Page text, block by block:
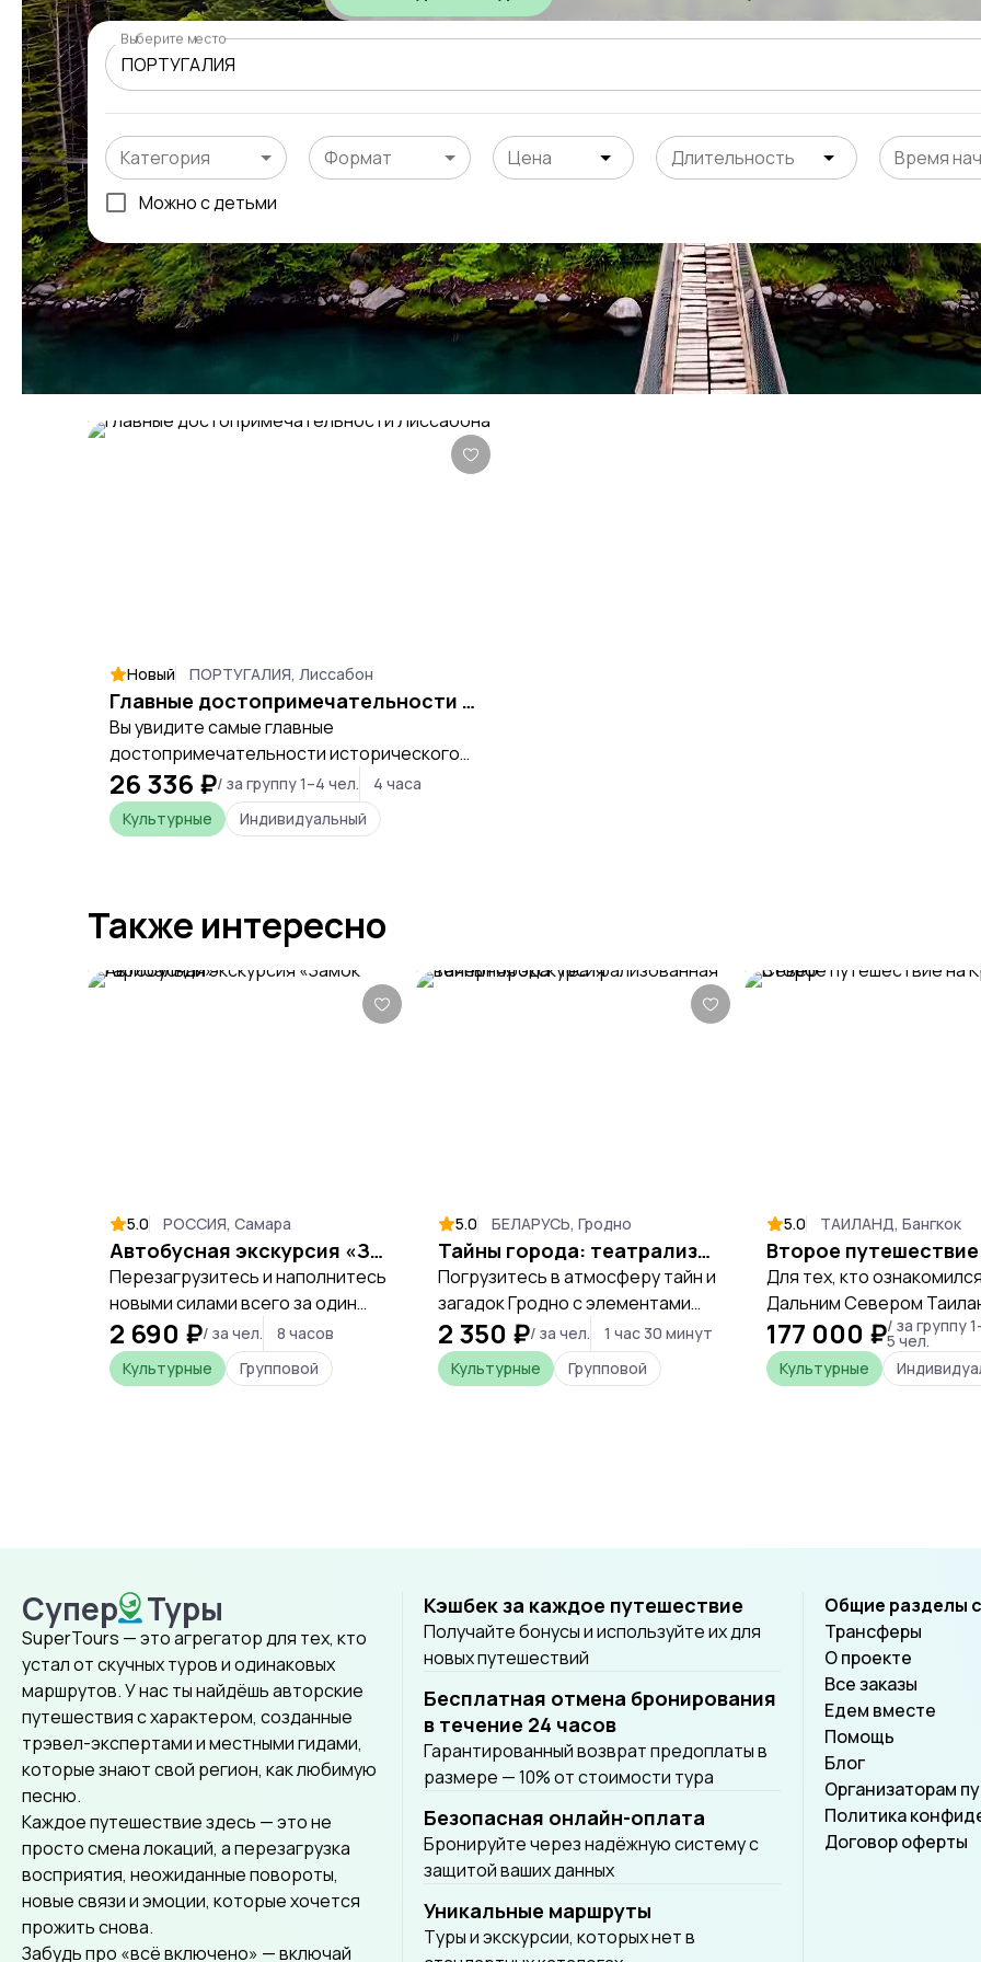
Выберите место
Категория Формат Цена Длительность Время
Можно с детьми
Новый ПОРТУГАЛИЯ, Лиссабон
Главные достопримечательности Лиссабона
Вы увидите самые главные
достопримечательности исторического
центра Лиссабона и района Белен. А также
побываете на статуе Христа
26 336 ₽/ за группу 1–4 чел.
4 часа
Культурные
Индивидуальный
Также интересно
5.0 РОССИЯ, Самара
Автобусная экскурсия «Замок Гарибальди»
Перезагрузитесь и наполнитесь
новыми силами всего за один
день, открывая уникальные
места Самарской области.
2 690 ₽/ за чел.
8 часов
Культурные
Групповой
5.0 БЕЛАРУСЬ, Гродно
Тайны города: театрализованная вечерняя экскурсия
Погрузитесь в атмосферу тайн и
загадок Гродно с элементами
магии и театрального
представления.
2 350 ₽/ за чел.
1 час 30 минут
Культурные
Групповой
5.0 ТАИЛАНД, Бангкок
Для тех, кто
Дальним Севером
рамках Первого тура,
тех, кому просто
путешествовать по
177 000 ₽/ за группу
5 чел.
Культурные
Супер Туры
SuperTours
SuperTours — это агрегатор для тех, кто
устал от скучных туров и одинаковых
маршрутов. У нас ты найдёшь авторские
путешествия с характером, созданные
трэвел-экспертами и местными гидами,
которые знают свой регион, как любимую
песню.
Каждое путешествие здесь — это не
просто смена локаций, а перезагрузка
восприятия, неожиданные повороты,
новые связи и эмоции, которые хочется
прожить снова.
Забудь про «всё включено» — включай
Кэшбек за каждое путешествие
Получайте бонусы и используйте их для
новых путешествий
Бесплатная отмена бронирования
в течение 24 часов
Гарантированный возврат предоплаты в
размере — 10% от стоимости тура
Безопасная онлайн-оплата
Бронируйте через надёжную систему с
защитой ваших данных
Уникальные маршруты
Tуры и экскурсии, которых нет в
Общие разделы
Трансферы
О проекте
Все заказы
Едем вместе
Помощь
Блог
Организаторам
Политика
Договор оферты